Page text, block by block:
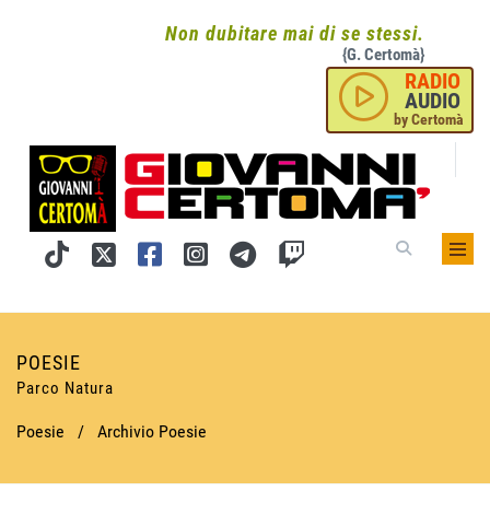
Non dubitare mai di se stessi.
{G. Certomà}
RADIO
AUDIO
by Certomà
POESIE
Parco Natura
Poesie / Archivio Poesie